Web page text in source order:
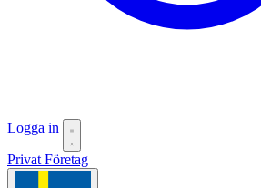
Logga in
Privat Företag